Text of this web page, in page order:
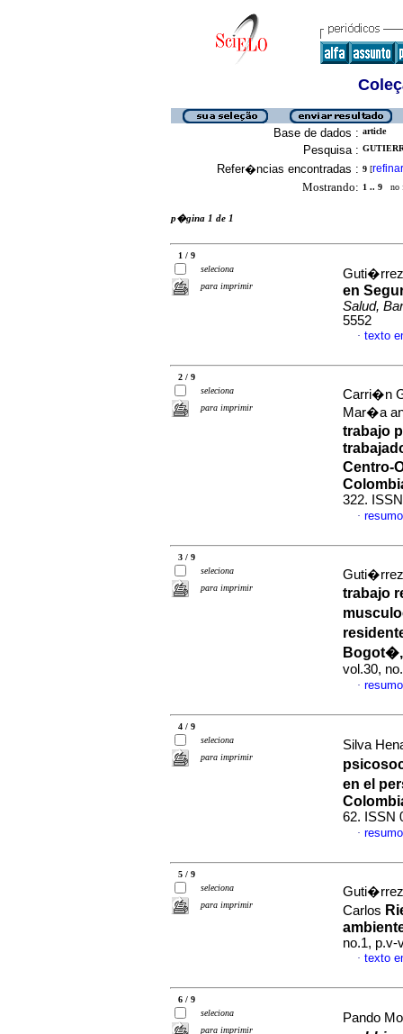
Base de dados : article
Pesquisa :
Refer�ncias encontradas : 9 [refinar
Mostrando: 1 .. 9 no
p�gina 1 de 1
1 / 9
seleciona
para imprimir
en
Salud,
5552
· texto
2 / 9
seleciona
para imprimir
Carri�n
Mar�a
trabajo
Centro-
322.
·
3 / 9
seleciona
para imprimir
trabajo
Bogot�,
vol.30,
·
4 / 9
seleciona
para imprimir
Silva
en el
62. ISSN
·
5 / 9
seleciona
para imprimir
Guti�rrez
Carlos
no.1, p.v-
· texto
6 / 9
seleciona
para imprimir
Pando